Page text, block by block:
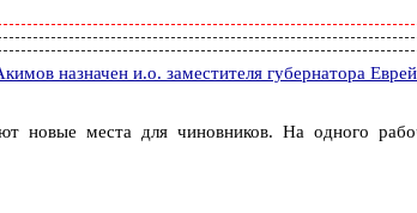
назначен и.о. заместителя губернатора
новые места для чиновников. На одного